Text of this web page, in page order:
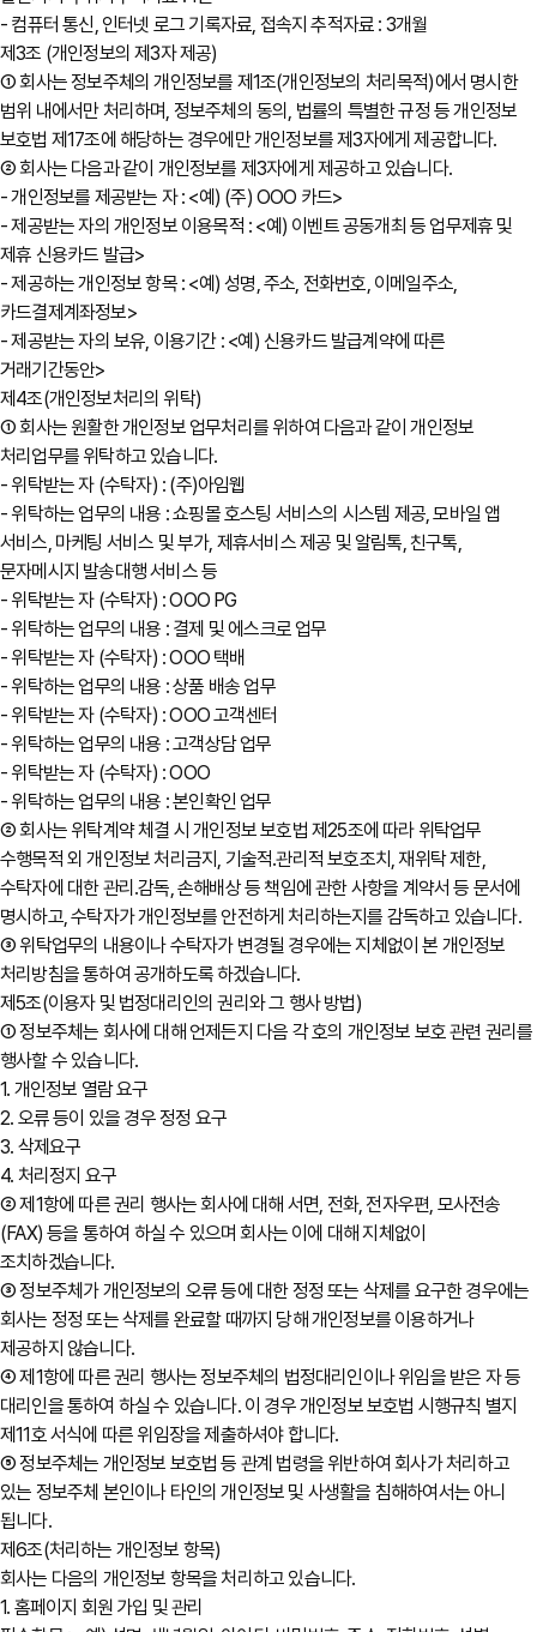
- 컴퓨터 통신, 인터넷 로그 기록자료, 접속지 추적자료 : 3개월
제3조 (개인정보의 제3자 제공)
① 회사는 정보주체의 개인정보를 제1조(개인정보의 처리목적)에서 명시한
범위 내에서만 처리하며, 정보주체의 동의, 법률의 특별한 규정 등 개인정보
보호법 제17조에 해당하는 경우에만 개인정보를 제3자에게 제공합니다.
② 회사는 다음과 같이 개인정보를 제3자에게 제공하고 있습니다.
- 개인정보를 제공받는 자 : <예) (주) OOO 카드>
- 제공받는 자의 개인정보 이용목적 : <예) 이벤트 공동개최 등 업무제휴 및
제휴 신용카드 발급>
- 제공하는 개인정보 항목 : <예) 성명, 주소, 전화번호, 이메일주소,
카드결제계좌정보>
- 제공받는 자의 보유, 이용기간 : <예) 신용카드 발급계약에 따른
거래기간동안>
제4조(개인정보처리의 위탁)
① 회사는 원활한 개인정보 업무처리를 위하여 다음과 같이 개인정보
처리업무를 위탁하고 있습니다.
- 위탁받는 자 (수탁자) : (주)아임웹
- 위탁하는 업무의 내용 : 쇼핑몰 호스팅 서비스의 시스템 제공, 모바일 앱
서비스, 마케팅 서비스 및 부가, 제휴서비스 제공 및 알림톡, 친구톡,
문자메시지 발송대행 서비스 등
- 위탁받는 자 (수탁자) : OOO PG
- 위탁하는 업무의 내용 : 결제 및 에스크로 업무
- 위탁받는 자 (수탁자) : OOO 택배
- 위탁하는 업무의 내용 : 상품 배송 업무
- 위탁받는 자 (수탁자) : OOO 고객센터
- 위탁하는 업무의 내용 : 고객상담 업무
- 위탁받는 자 (수탁자) : OOO
- 위탁하는 업무의 내용 : 본인확인 업무
② 회사는 위탁계약 체결 시 개인정보 보호법 제25조에 따라 위탁업무
수행목적 외 개인정보 처리금지, 기술적․관리적 보호조치, 재위탁 제한,
수탁자에 대한 관리․감독, 손해배상 등 책임에 관한 사항을 계약서 등 문서에
명시하고, 수탁자가 개인정보를 안전하게 처리하는지를 감독하고 있습니다.
③ 위탁업무의 내용이나 수탁자가 변경될 경우에는 지체없이 본 개인정보
처리방침을 통하여 공개하도록 하겠습니다.
제5조(이용자 및 법정대리인의 권리와 그 행사 방법)
① 정보주체는 회사에 대해 언제든지 다음 각 호의 개인정보 보호 관련 권리를
행사할 수 있습니다.
1. 개인정보 열람 요구
2. 오류 등이 있을 경우 정정 요구
3. 삭제요구
4. 처리정지 요구
② 제1항에 따른 권리 행사는 회사에 대해 서면, 전화, 전자우편, 모사전송
(FAX) 등을 통하여 하실 수 있으며 회사는 이에 대해 지체없이
조치하겠습니다.
③ 정보주체가 개인정보의 오류 등에 대한 정정 또는 삭제를 요구한 경우에는
회사는 정정 또는 삭제를 완료할 때까지 당해 개인정보를 이용하거나
제공하지 않습니다.
④ 제1항에 따른 권리 행사는 정보주체의 법정대리인이나 위임을 받은 자 등
대리인을 통하여 하실 수 있습니다. 이 경우 개인정보 보호법 시행규칙 별지
제11호 서식에 따른 위임장을 제출하셔야 합니다.
⑤ 정보주체는 개인정보 보호법 등 관계 법령을 위반하여 회사가 처리하고
있는 정보주체 본인이나 타인의 개인정보 및 사생활을 침해하여서는 아니
됩니다.
제6조(처리하는 개인정보 항목)
회사는 다음의 개인정보 항목을 처리하고 있습니다.
1. 홈페이지 회원 가입 및 관리